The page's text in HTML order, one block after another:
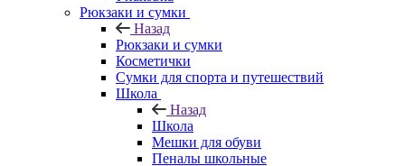
Рюкзаки и сумки
Назад
Рюкзаки и сумки
Косметички
Сумки для спорта и путешествий
Школа
Назад
Школа
Мешки для обуви
Пеналы школьные